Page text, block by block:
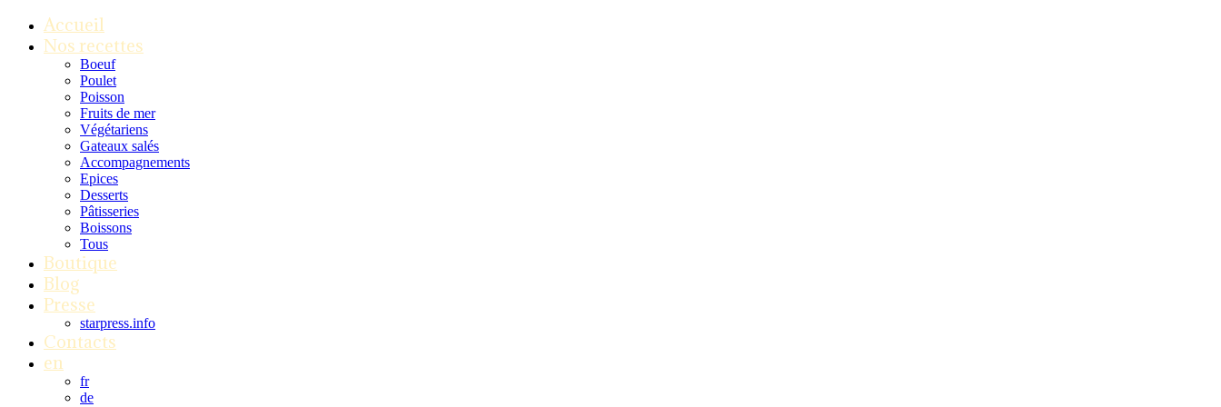
Accueil
Nos recettes
Boeuf
Poulet
Poisson
Fruits de mer
Végétariens
Gateaux salés
Accompagnements
Epices
Desserts
Pâtisseries
Boissons
Tous
Boutique
Blog
Presse
starpress.info
Contacts
en
fr
de